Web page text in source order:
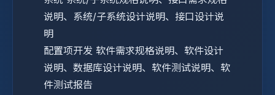
说明、系统/子系统设计说明、接口设计说
明
配置项开发 软件需求规格说明、软件设计
说明、数据库设计说明、软件测试说明、软
件测试报告